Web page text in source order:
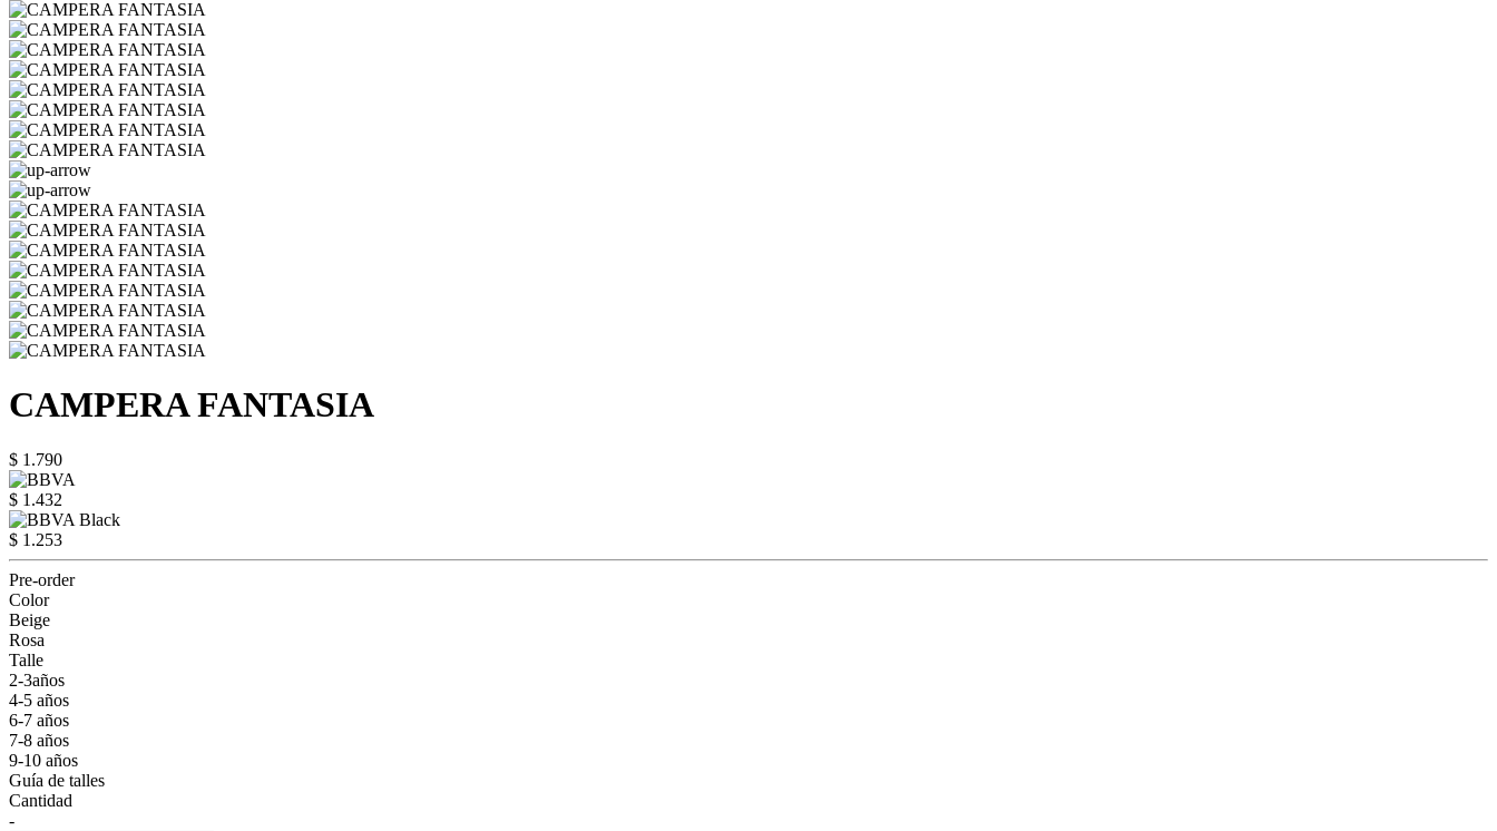
CAMPERA FANTASIA
$ 1.790
$ 1.432
$ 1.253
Pre-order
Color
Beige
Rosa
Talle
2-3años
4-5 años
6-7 años
7-8 años
9-10 años
Guía de talles
Cantidad
-